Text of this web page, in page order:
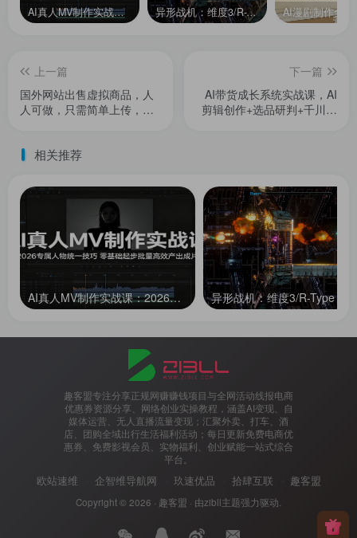
AI真人MV制作实战课：2026专属人物统一技巧，零基础起步批量高效产出成片 异形战机：维度3/R-Type Dimensions III
上一篇
国外网站出售虚拟商品，人
人可做，只需简单上传，不
下一篇
AI带货成长系统实战课，AI
剪辑创作+选品研判+千川投
相关推荐
AI真人MV制作实战课：2026专属人物统一技巧，零基础起步批量高效产出成片
趣客盟专注分享正规网赚赚钱项目与全网活动线报电商
优惠券资源分享、网络创业实操教程，涵盖AI变现、自
媒体运营、无人直播流量变现；汇聚外卖、打车、酒
店、团购全域出行生活福利活动；每日更新免费电商优
惠券、免费影视会员、实物福利、创业赋能一站式综合
平台。
欧站速维 企智维导航网 玖速优品 拾肆互联 趣客盟
Copyright © 2026 · 趣客盟 · 由zibll主题强力驱动.